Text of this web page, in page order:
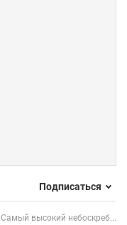
Подписаться
Самый высокий небоскреб...